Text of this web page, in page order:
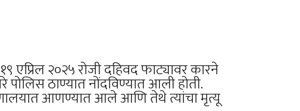
एप्रिल २०२५ रोजी दहिवद फाट्यावर कारने
ठाण्यात नोंदविण्यात आली होती.
आणण्यात आले आणि तेथे त्यांचा मृत्यू